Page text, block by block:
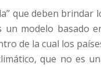
que deben brindar
modelo basado
de la cual los
que no es